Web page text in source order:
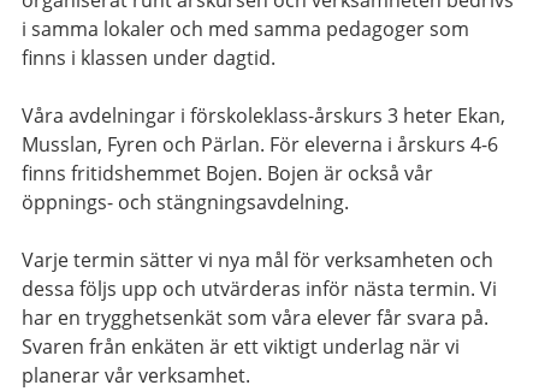
i samma lokaler och med samma pedagoger som
finns i klassen under dagtid.
Våra avdelningar i förskoleklass-årskurs 3 heter Ekan,
Musslan, Fyren och Pärlan. För eleverna i årskurs 4-6
finns fritidshemmet Bojen. Bojen är också vår
öppnings- och stängningsavdelning.
Varje termin sätter vi nya mål för verksamheten och
dessa följs upp och utvärderas inför nästa termin. Vi
har en trygghetsenkät som våra elever får svara på.
Svaren från enkäten är ett viktigt underlag när vi
planerar vår verksamhet.